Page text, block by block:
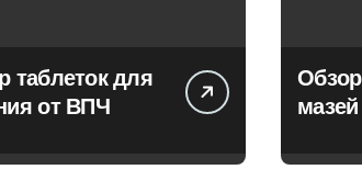
таблеток для
от ВПЧ